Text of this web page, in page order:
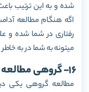
شده و به این ترتیب
اگه هنگام مطالعه
رفتاری در شما شده و
میتونه به شما در به
16- گروهی مطالعه کنید
مطالعه گروهی یکی